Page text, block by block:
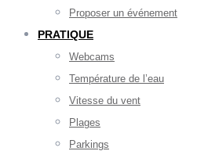
Proposer un événement
PRATIQUE
Webcams
Température de l’eau
Vitesse du vent
Plages
Parkings